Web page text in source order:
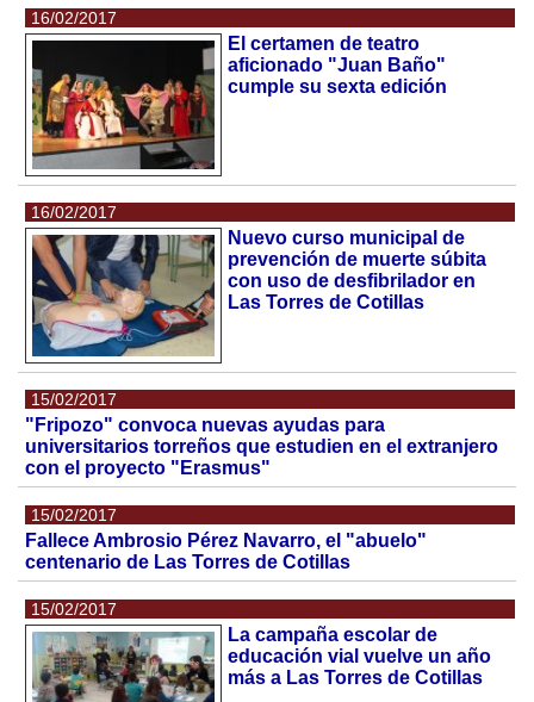
16/02/2017
El certamen de teatro
aficionado "Juan Baño"
cumple su sexta edición
16/02/2017
Nuevo curso municipal de
prevención de muerte súbita
con uso de desfibrilador en
Las Torres de Cotillas
15/02/2017
"Fripozo" convoca nuevas ayudas para
universitarios torreños que estudien en el extranjero
con el proyecto "Erasmus"
15/02/2017
Fallece Ambrosio Pérez Navarro, el "abuelo"
centenario de Las Torres de Cotillas
15/02/2017
La campaña escolar de
educación vial vuelve un año
más a Las Torres de Cotillas